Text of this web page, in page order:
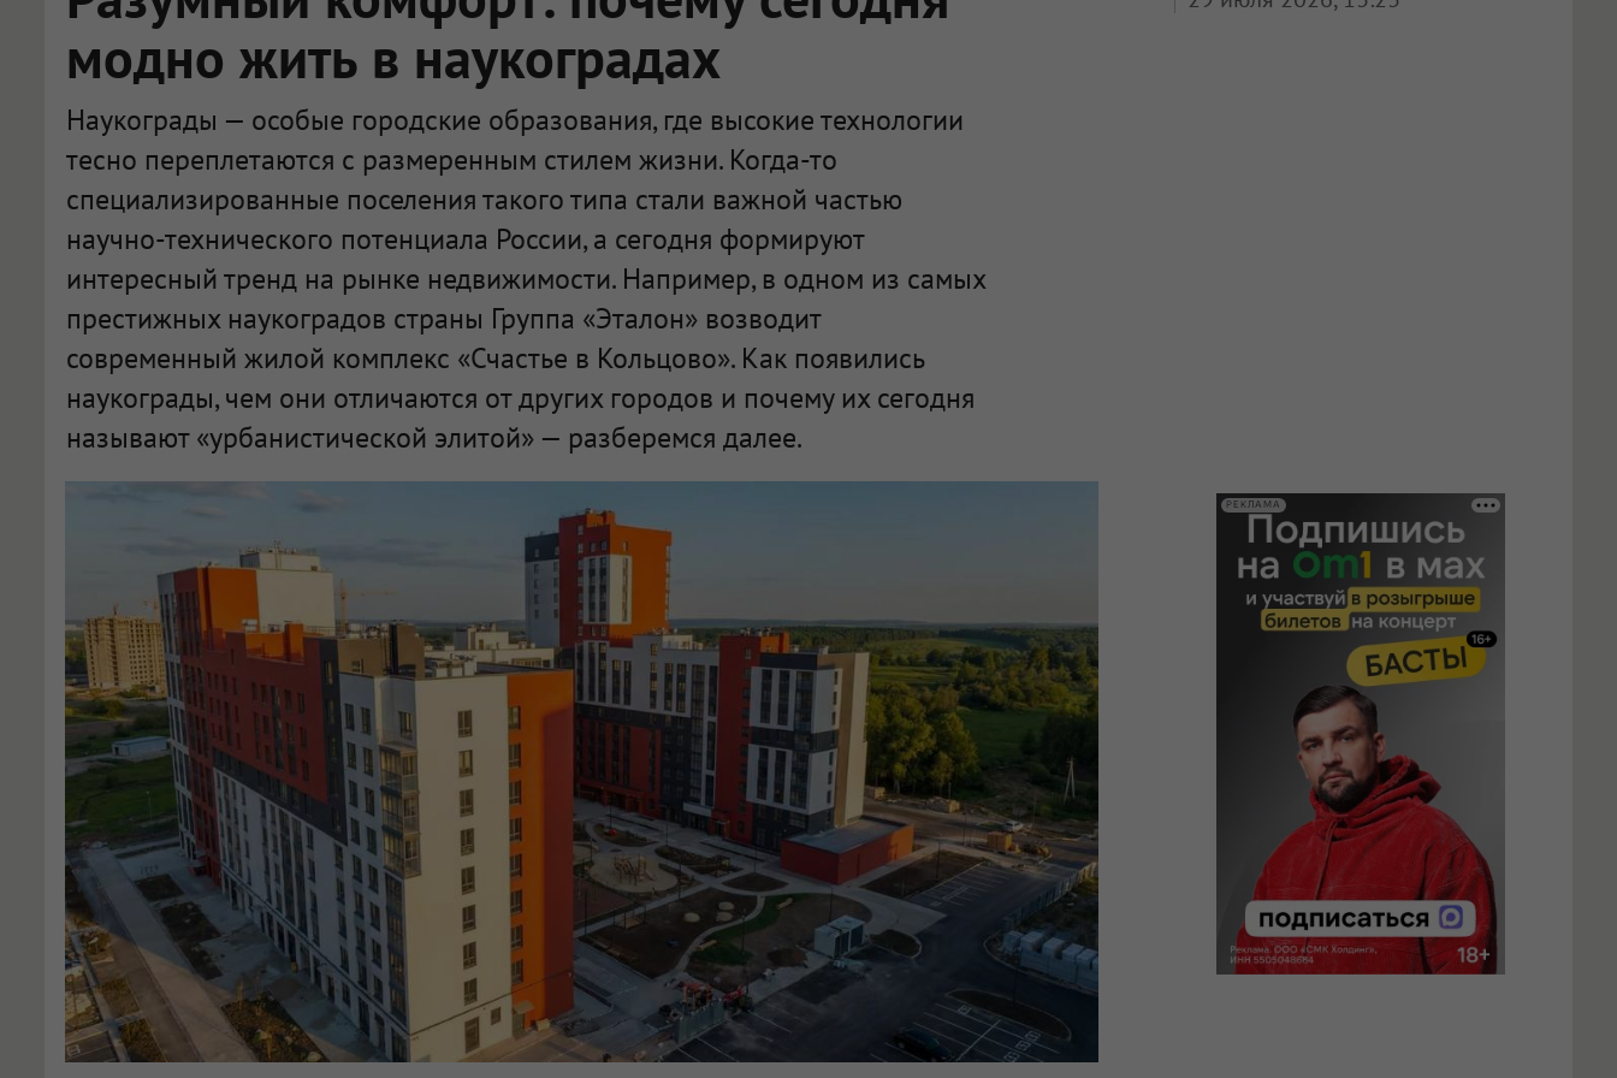
модно жить в наукоградах
Наукограды — особые городские образования, где высокие технологии
тесно переплетаются с размеренным стилем жизни. Когда-то
специализированные поселения такого типа стали важной частью
научно-технического потенциала России, а сегодня формируют
интересный тренд на рынке недвижимости. Например, в одном из самых
престижных наукоградов страны Группа «Эталон» возводит
современный жилой комплекс «Счастье в Кольцово». Как появились
наукограды, чем они отличаются от других городов и почему их сегодня
называют «урбанистической элитой» — разберемся далее.
РЕКЛАМА